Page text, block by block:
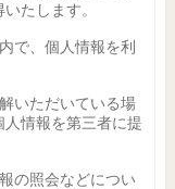
たします。
で、個人情報を利
いただいている場
情報を第三者に提
の照会などについ